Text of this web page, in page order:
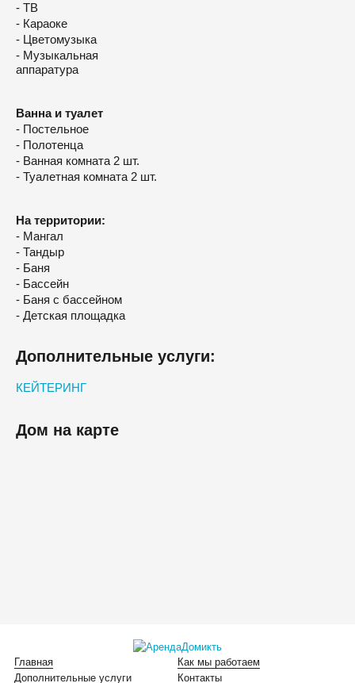
- ТВ
- Караоке
- Цветомузыка
- Музыкальная
аппаратура
Ванна и туалет
- Постельное
- Полотенца
- Ванная комната 2 шт.
- Туалетная комната 2 шт.
На территории:
- Мангал
- Тандыр
- Баня
- Бассейн
- Баня с бассейном
- Детская площадка
Дополнительные услуги:
КЕЙТЕРИНГ
Дом на карте
Главная
Как мы работаем
Дополнительные услуги
Контакты